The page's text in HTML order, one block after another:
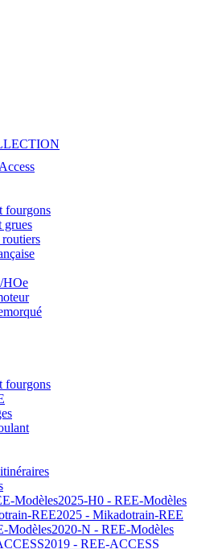
fourgons
grues
HOe
fourgons
2025-H0 - REE-Modèles
2025 - Mikadotrain-REE
2020-N - REE-Modèles
2019 - REE-ACCESS